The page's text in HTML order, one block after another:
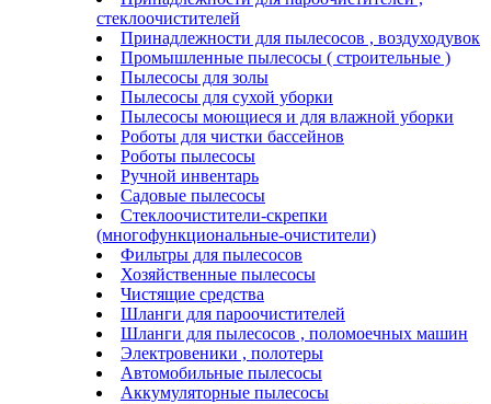
стеклоочистителей
Принадлежности для пылесосов , воздуходувок
Промышленные пылесосы ( строительные )
Пылесосы для золы
Пылесосы для сухой уборки
Пылесосы моющиеся и для влажной уборки
Роботы для чистки бассейнов
Роботы пылесосы
Ручной инвентарь
Садовые пылесосы
Стеклоочистители-скрепки
(многофункциональные-очистители)
Фильтры для пылесосов
Хозяйственные пылесосы
Чистящие средства
Шланги для пароочистителей
Шланги для пылесосов , поломоечных машин
Электровеники , полотеры
Автомобильные пылесосы
Аккумуляторные пылесосы